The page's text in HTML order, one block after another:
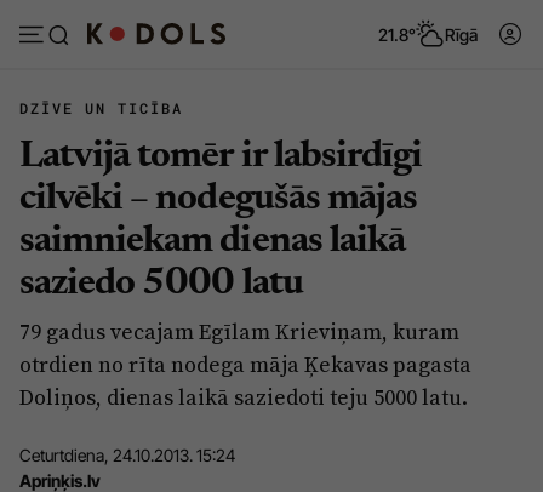
21.8° Rīgā
Abonēt Pieslēgties
Ziņas
Politika
Pašvaldības
Izglītība
Ģimene
Tēmas
Viedokļi
Dzīve un ticība
Ekonomika
DZĪVE UN TICĪBA
Latvijā tomēr ir labsirdīgi
cilvēki – nodegušās mājas
saimniekam dienas laikā
saziedo 5000 latu
79 gadus vecajam Egīlam Krieviņam, kuram
otrdien no rīta nodega māja Ķekavas pagasta
Doliņos, dienas laikā saziedoti teju 5000 latu.
Ceturtdiena, 24.10.2013. 15:24
Apriņķis.lv